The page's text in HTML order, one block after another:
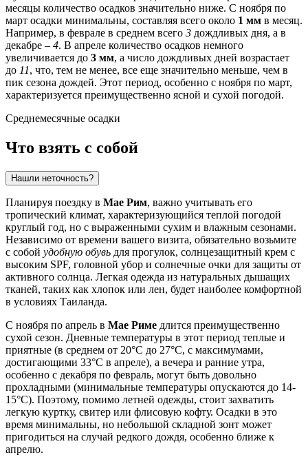
месяцы количество осадков значительно ниже. С ноября по
март осадки минимальны, составляя всего около 1 мм в месяц.
Например, в феврале в среднем всего 3 дождливых дня, а в
декабре – 4. В апреле количество осадков немного
увеличивается до 3 мм, а число дождливых дней возрастает
до 11, что, тем не менее, все еще значительно меньше, чем в
пик сезона дождей. Этот период, особенно с ноября по март,
характеризуется преимущественно ясной и сухой погодой.
Среднемесячные осадки
Что взять с собой
Нашли неточность?
Планируя поездку в Мае Рим, важно учитывать его
тропический климат, характеризующийся теплой погодой
круглый год, но с выраженными сухим и влажным сезонами.
Независимо от времени вашего визита, обязательно возьмите
с собой удобную обувь для прогулок, солнцезащитный крем с
высоким SPF, головной убор и солнечные очки для защиты от
активного солнца. Легкая одежда из натуральных дышащих
тканей, таких как хлопок или лен, будет наиболее комфортной
в условиях Таиланда.
С ноября по апрель в Мае Риме длится преимущественно
сухой сезон. Дневные температуры в этот период теплые и
приятные (в среднем от 20°C до 27°C, с максимумами,
достигающими 33°C в апреле), а вечера и ранние утра,
особенно с декабря по февраль, могут быть довольно
прохладными (минимальные температуры опускаются до 14-
15°C). Поэтому, помимо летней одежды, стоит захватить
легкую куртку, свитер или флисовую кофту. Осадки в это
время минимальны, но небольшой складной зонт может
пригодиться на случай редкого дождя, особенно ближе к
апрелю.